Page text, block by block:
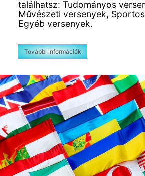
találhatsz: Tudományos
Művészeti versenyek,
Egyéb versenyek.
További információk